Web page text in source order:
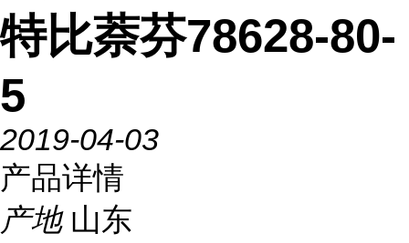
特比萘芬78628-80-
5
2019-04-03
产品详情
产地 山东